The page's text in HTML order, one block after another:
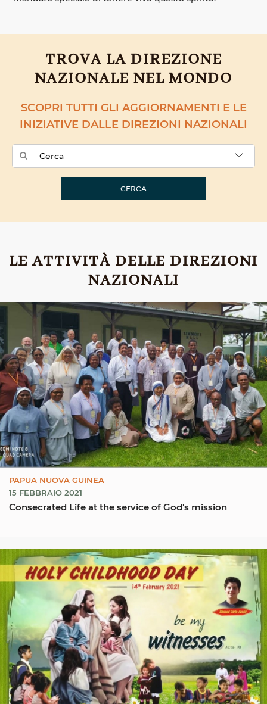
TROVA LA DIREZIONE
NAZIONALE NEL MONDO
SCOPRI TUTTI GLI AGGIORNAMENTI E LE
INIZIATIVE DALLE DIREZIONI NAZIONALI
LE ATTIVITÀ DELLE DIREZIONI
NAZIONALI
PAPUA NUOVA GUINEA
15 FEBBRAIO 2021
Consecrated Life at the service of God's mission